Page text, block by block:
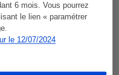
6 mois. Vous pourrez
le lien « paramétrer
le 12/07/2024
CoffeeB (vidéo)